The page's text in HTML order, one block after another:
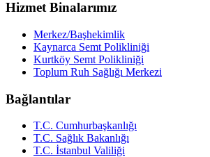
Hizmet Binalarımız
Merkez/Başhekimlik
Kaynarca Semt Polikliniği
Kurtköy Semt Polikliniği
Toplum Ruh Sağlığı Merkezi
Bağlantılar
T.C. Cumhurbaşkanlığı
T.C. Sağlık Bakanlığı
T.C. İstanbul Valiliği